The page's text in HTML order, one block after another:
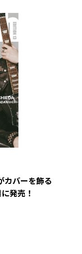
カバーを飾る
発売！